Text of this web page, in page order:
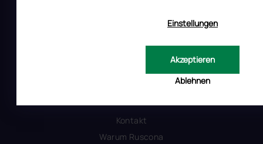
Einstellungen
Ablehnen
Akzeptieren
Allgemeine Geschäftsbedingungen
Datenschutzerklärung
Kontakt
Warum Ruscona